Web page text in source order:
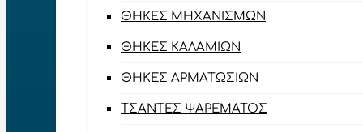
ΘΉΚΕΣ ΜΗΧΑΝΙΣΜΏΝ
ΘΉΚΕΣ ΚΑΛΑΜΙΏΝ
ΘΉΚΕΣ ΑΡΜΑΤΩΣΙΏΝ
ΤΣΆΝΤΕΣ ΨΑΡΈΜΑΤΟΣ